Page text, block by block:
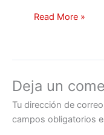
Read More »
Deja un
Tu dirección de
campos obligatorios